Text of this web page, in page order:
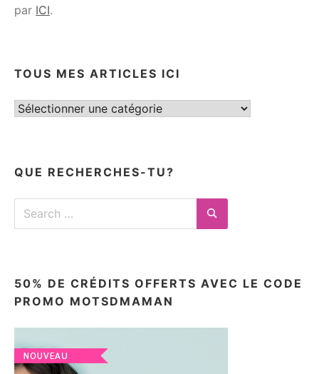
par ICI.
TOUS MES ARTICLES ICI
Tous
QUE RECHERCHES-TU?
Search
Search
50% DE CRÉDITS OFFERTS AVEC LE CODE
PROMO MOTSDMAMAN